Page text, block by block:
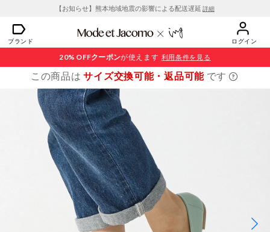
【お知らせ】熊本地域地震の影響による配送遅延 詳細
ブランド ログイン
20% OFFクーポンが使えます 利用条件を見る
この商品はサイズ交換可能・返品可能 です